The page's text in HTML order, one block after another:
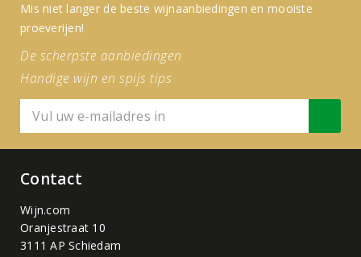
Mis niet langer de beste wijnaanbiedingen en mooiste
proeverijen!
De scherpste aanbiedingen
Handige wijn en spijs tips
Contact
Wijn.com
Oranjestraat 10
3111 AP Schiedam